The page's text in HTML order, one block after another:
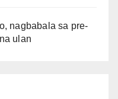
nagbabala sa pre-
ulan